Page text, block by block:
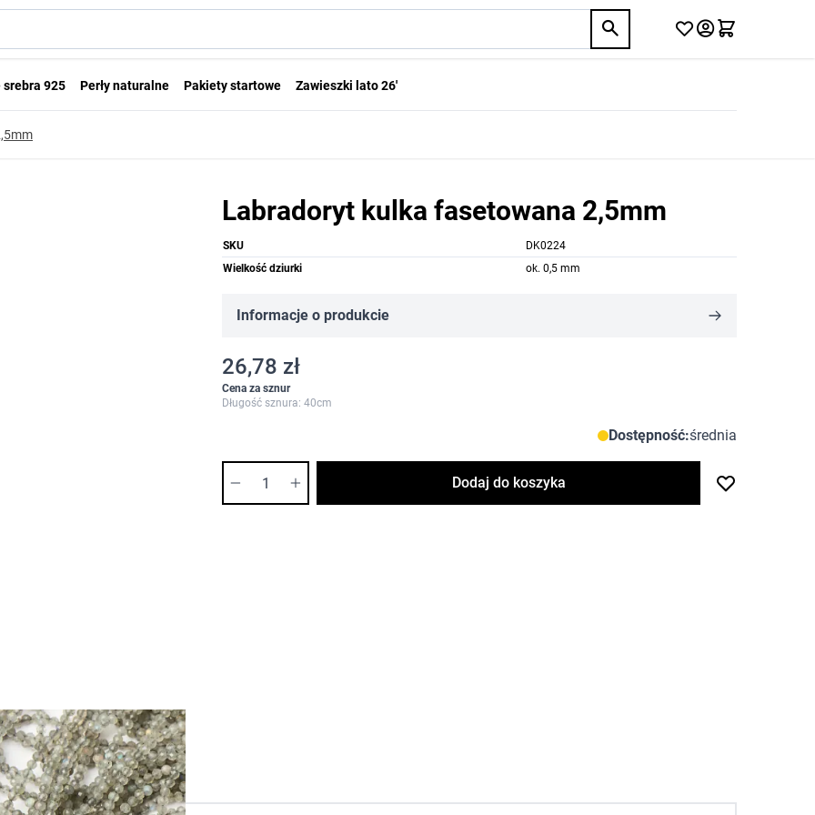
srebra 925 Perły naturalne Pakiety startowe Zawieszki lato 26'
Labradoryt kulka fasetowana 2,5mm
SKU
DK0224
Wielkość dziurki
ok. 0,5 mm
Informacje o produkcie
26,78 zł
Cena za sznur
Długość sznura: 40cm
Dostępność:średnia
Dodaj do koszyka